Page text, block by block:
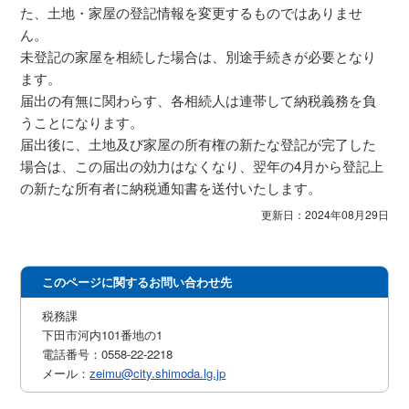
た、土地・家屋の登記情報を変更するものではありませ
ん。
未登記の家屋を相続した場合は、別途手続きが必要となり
ます。
届出の有無に関わらす、各相続人は連帯して納税義務を負
うことになります。
届出後に、土地及び家屋の所有権の新たな登記が完了した
場合は、この届出の効力はなくなり、翌年の4月から登記上
の新たな所有者に納税通知書を送付いたします。
更新日：2024年08月29日
このページに関するお問い合わせ先
税務課
下田市河内101番地の1
電話番号：0558-22-2218
メール：zeimu@city.shimoda.lg.jp